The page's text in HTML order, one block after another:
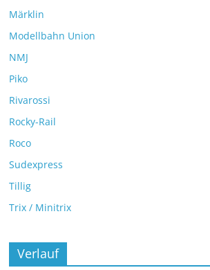
Märklin
Modellbahn Union
NMJ
Piko
Rivarossi
Rocky-Rail
Roco
Sudexpress
Tillig
Trix / Minitrix
Verlauf